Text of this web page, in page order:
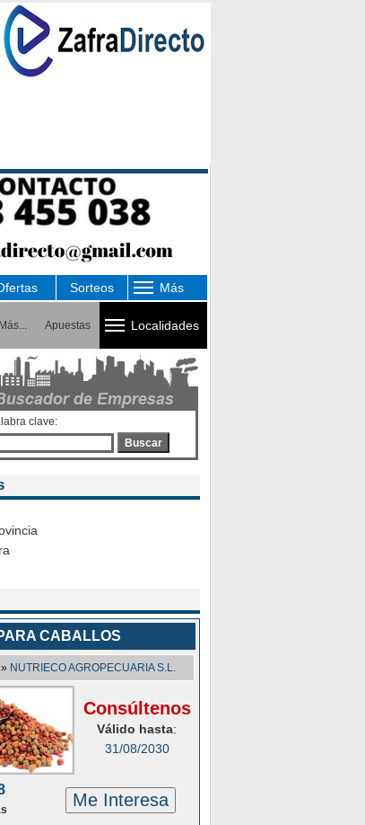
Sorteos Más
Más... Apuestas Localidades
clave:
Buscar
CABALLOS
» NUTRIECO AGROPECUARIA S.L.
Consúltenos
Válido hasta:
31/08/2030
Me Interesa